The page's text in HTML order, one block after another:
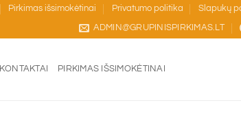
Pirkimas išsimokėtinai Privatumo politika Slapukų
ADMIN@GRUPINISPIRKIMAS.LT
KONTAKTAI PIRKIMAS IŠSIMOKĖTINAI